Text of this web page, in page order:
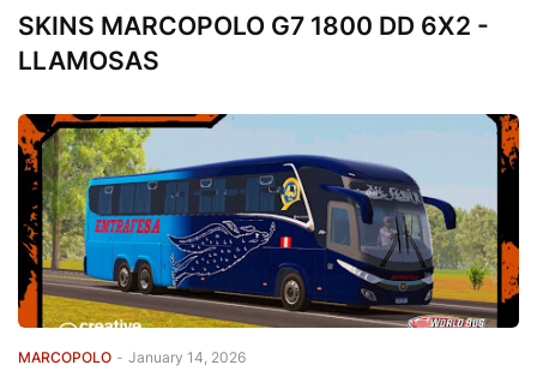
SKINS MARCOPOLO G7 1800 DD 6X2 -
LLAMOSAS
MARCOPOLO - January 14, 2026